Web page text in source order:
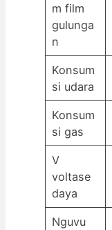
m film
gulunga
n
Konsum
si udara
Konsum
si gas
V
voltase
daya
Nguvu